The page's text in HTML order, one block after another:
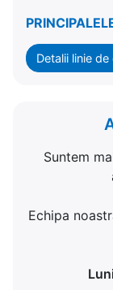
Detalii linie
Suntem
Echipa